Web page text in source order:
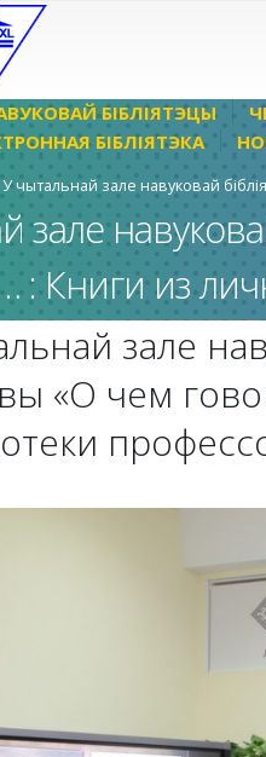
БІБЛІЯТЭЦЫ
БІБЛІЯТЭКА
У чытальнай зале навуковай
зале
: Книги из
зале
«О чем